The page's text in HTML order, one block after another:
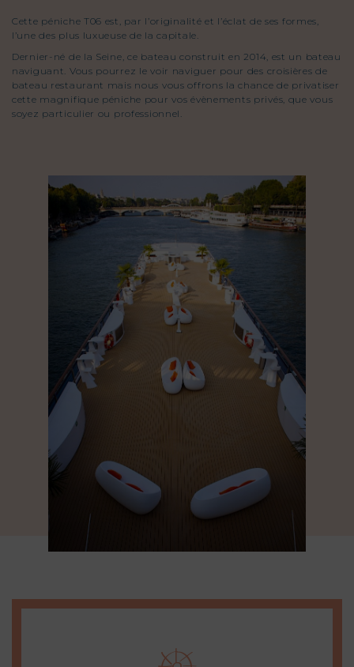
Cette péniche T06 est, par l’originalité et l’éclat de ses formes,
l’une des plus luxueuse de la capitale.
Dernier-né de la Seine, ce bateau construit en 2014, est un bateau
naviguant. Vous pourrez le voir naviguer pour des croisières de
bateau restaurant mais nous vous offrons la chance de privatiser
cette magnifique péniche pour vos évènements privés, que vous
soyez particulier ou professionnel.